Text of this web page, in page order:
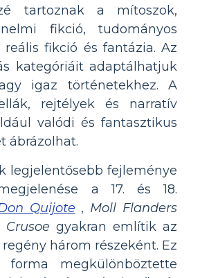
tartoznak a mítoszok,
fikció, tudományos
reális fikció és fantázia. Az
kategóriáit adaptálhatjuk
igaz történetekhez. A
rejtélyek és narratív
valódi és fantasztikus
ábrázolhat.
legjelentősebb fejleménye
a 17. és 18.
Quijote , Moll Flanders
Crusoe gyakran említik az
három részeként. Ez
megkülönböztette